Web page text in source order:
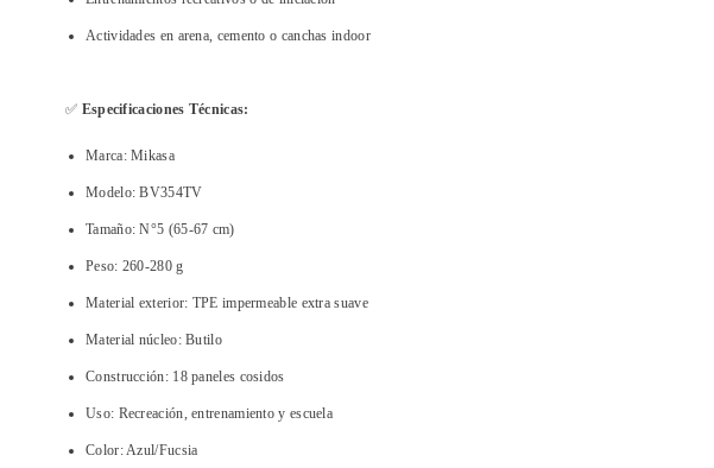
Actividades en arena, cemento o canchas indoor
✅ Especificaciones Técnicas:
Marca: Mikasa
Modelo: BV354TV
Tamaño: N°5 (65-67 cm)
Peso: 260-280 g
Material exterior: TPE impermeable extra suave
Material núcleo: Butilo
Construcción: 18 paneles cosidos
Uso: Recreación, entrenamiento y escuela
Color: Azul/Fucsia